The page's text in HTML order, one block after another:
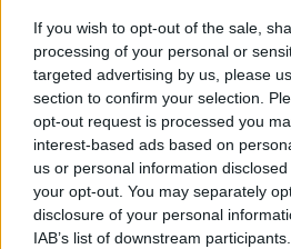
If you wish to opt-out of the sale,
processing of your personal or
targeted advertising by us, please
section to confirm your selection.
opt-out request is processed you
interest-based ads based on
us or personal information
your opt-out. You may separately
disclosure of your personal
IAB’s list of downstream